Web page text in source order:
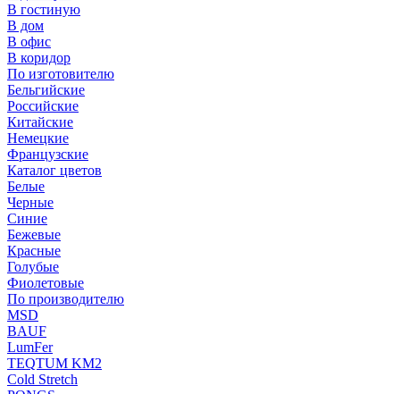
В гостиную
В дом
В офис
В коридор
По изготовителю
Бельгийские
Российские
Китайские
Немецкие
Французские
Каталог цветов
Белые
Черные
Синие
Бежевые
Красные
Голубые
Фиолетовые
По производителю
MSD
BAUF
LumFer
TEQTUM KM2
Cold Stretch